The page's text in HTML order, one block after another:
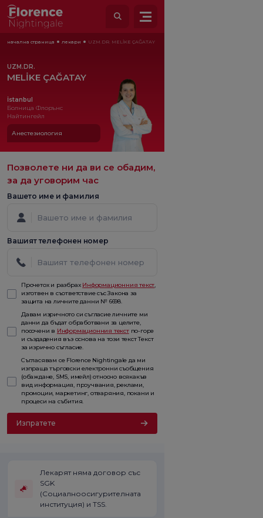
начална страница лекари UZM.DR. MELİKE ÇAĞATAY
UZM.DR.
MELİKE ÇAĞATAY
İstanbul
Болница Флорънс
Найтингейл
Анестезиология
Позволете ни да ви се обадим,
за да уговорим час
Вашето име и фамилия
Вашият телефонен номер
Прочетох и разбрах Информационния текст,
изготвен в съответствие със Закона за
защита на личните данни № 6698.
Давам изричното си съгласие личните ми
данни да бъдат обработвани за целите,
посочени в Информационния текстпо-горе
и създадения въз основа на този текст Текст
за изрично съгласие.
Съгласявам се Florence Nightingale да ми
изпраща търговски електронни съобщения
(обаждане, SMS, имейл) относно всякакъв
вид информация, проучвания, реклами,
промоции, маркетинг, отваряния, покани и
процеси на събития.
Изпратете
Лекарят няма договор със
SGK
(Социалноосигурителната
институция) и TSS.